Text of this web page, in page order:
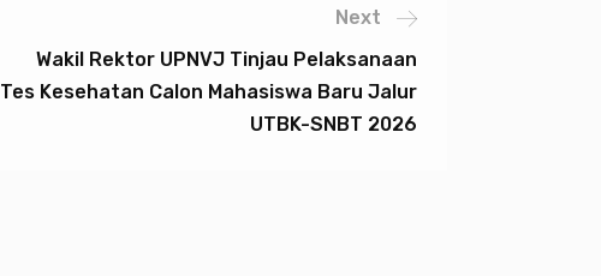
Next
Wakil Rektor UPNVJ Tinjau Pelaksanaan
Tes Kesehatan Calon Mahasiswa Baru Jalur
UTBK-SNBT 2026